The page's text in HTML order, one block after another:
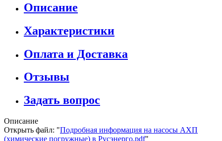
Описание
Характеристики
Оплата и Доставка
Отзывы
Задать вопрос
Описание
Открыть файл: "Подробная информация на насосы АХП
(химические погружные) в Русэнерго.pdf"